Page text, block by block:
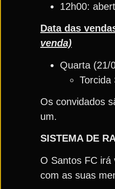
12h00:
Data das
venda)
Quarta (21/
Torcida
Os convidados
um.
SISTEMA DE
O Santos FC irá
com as suas